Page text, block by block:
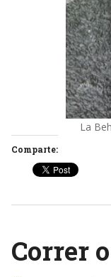
La
Comparte:
Correr